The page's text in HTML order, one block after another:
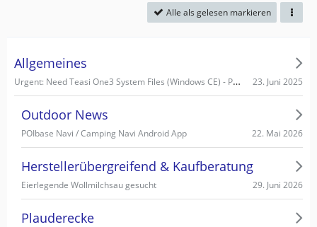
Alle als gelesen markieren
Allgemeines
Urgent: Need Teasi One3 System Files (Windows CE) - PC recognizes it as Mass Storage! 23. Juni 2025
Outdoor News
POIbase Navi / Camping Navi Android App 22. Mai 2026
Herstellerübergreifend & Kaufberatung
Eierlegende Wollmilchsau gesucht 29. Juni 2026
Plauderecke